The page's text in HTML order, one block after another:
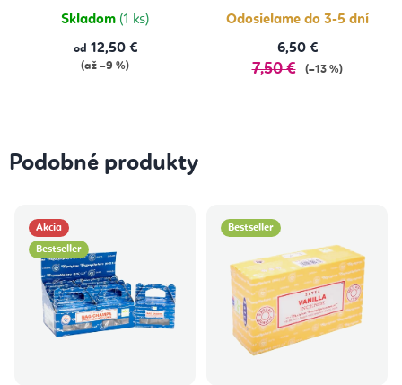
Skladom (1 ks)
od 12,50 €
(až –9 %)
Odosielame do 3-5 dní
6,50 €
7,50 € (–13 %)
Podobné produkty
Akcia
Bestseller
Bestseller